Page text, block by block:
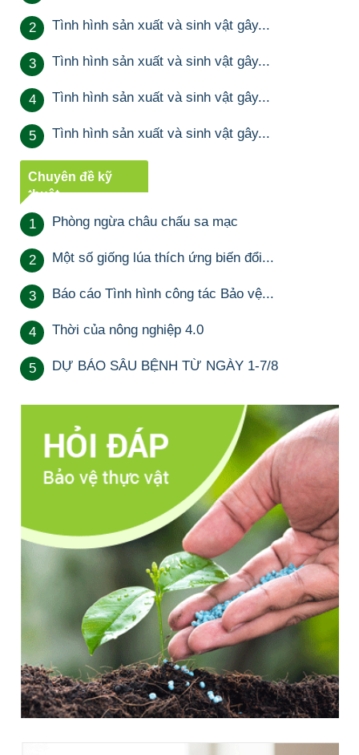
2 Tình hình sản xuất và sinh vật gây...
3 Tình hình sản xuất và sinh vật gây...
4 Tình hình sản xuất và sinh vật gây...
5 Tình hình sản xuất và sinh vật gây...
Chuyên đề kỹ
thuật
1 Phòng ngừa châu chấu sa mạc
2 Một số giống lúa thích ứng biến đổi...
3 Báo cáo Tình hình công tác Bảo vệ...
4 Thời của nông nghiệp 4.0
5 DỰ BÁO SÂU BỆNH TỪ NGÀY 1-7/8